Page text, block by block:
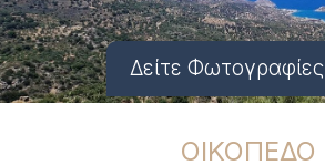
Δείτε Φωτογραφίες
ΟΙΚΟΠΕΔΟ